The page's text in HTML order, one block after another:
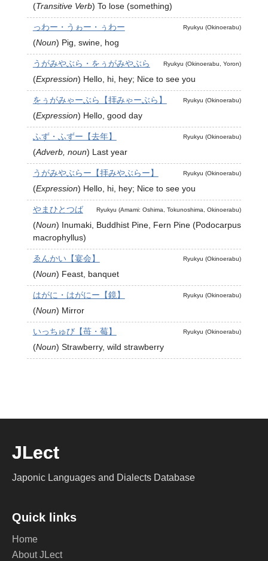
(Transitive Verb) To lose (something)
Ryukyu (Okinoerabu)
っわー・うゎー・ぅわー
(Noun) Pig, swine, hog
Ryukyu (Okinoerabu, Yoron)
うがみやぶら・をぅがみやぶら
(Expression) Hello, hi, hey; Nice to see you
Ryukyu (Okinoerabu)
をぅがみゃーぶら【拝みゃーぶら】
(Expression) Hello, good day
Ryukyu (Okinoerabu)
ふず・ふずー【去年】
(Adverb, noun) Last year
Ryukyu (Okinoerabu)
うがみやぶらー【拝みやぶらー】
(Expression) Hello, hi, hey; Nice to see you
Ryukyu (Amami: Oshima, Tokunoshima, Okinoerabu)
やまひとつば
(Noun) Inumaki, Buddhist Pine, Fern Pine (Podocarpus
macrophyllus)
Ryukyu (Okinoerabu)
ゑんかい【宴会】
(Noun) Feast, banquet
Ryukyu (Okinoerabu)
はがに・はがにー【鏡】
(Noun) Mirror
Ryukyu (Okinoerabu)
いっちゅび【苺・莓】
(Noun) Strawberry, wild strawberry
JLect
Japonic Languages and Dialects Database
Quick links
Home
About JLect